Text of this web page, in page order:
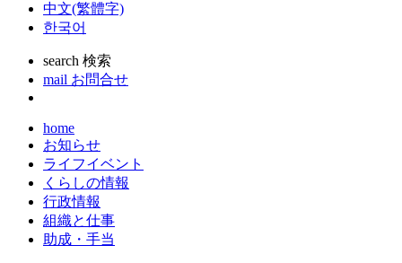
中文(繁體字)
한국어
search 検索
mail お問合せ
home
お知らせ
ライフイベント
くらしの情報
行政情報
組織と仕事
助成・手当